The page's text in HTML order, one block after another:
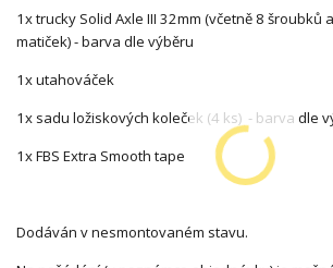
1x trucky Solid Axle III 32mm (včetně 8 šroubků
matiček) - barva dle výběru
1x utahováček
1x sadu ložiskových koleček (4 ks) - barva dle
1x FBS Extra Smooth tape
Dodáván v nesmontovaném stavu.